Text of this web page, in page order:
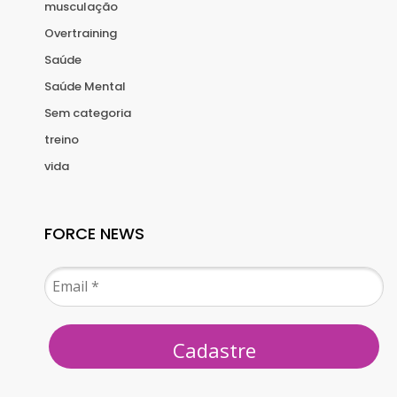
musculação
Overtraining
Saúde
Saúde Mental
Sem categoria
treino
vida
FORCE NEWS
Cadastre